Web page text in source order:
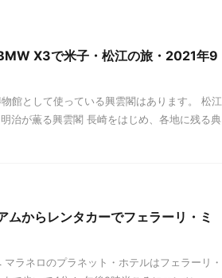
X3で米子・松江の旅・2021年9
館として使っている興雲閣はあります。 松江
治が薫る興雲閣 長崎をはじめ、各地に残る典
ムからレンタカーでフェラーリ・ミ
ラネロのプラネット・ホテルはフェラーリ・